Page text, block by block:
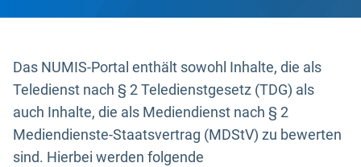
Das NUMIS-Portal enthält sowohl Inhalte, die als
Teledienst nach § 2 Teledienstgesetz (TDG) als
auch Inhalte, die als Mediendienst nach § 2
Mediendienste-Staatsvertrag (MDStV) zu bewerten
sind. Hierbei werden folgende